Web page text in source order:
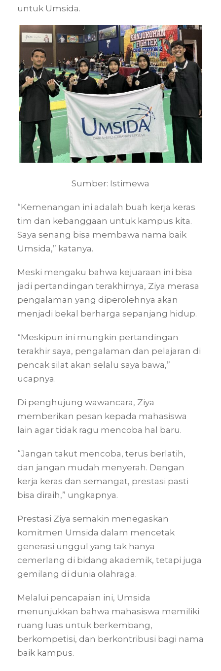
untuk Umsida.
Sumber: Istimewa
“Kemenangan ini adalah buah kerja keras
tim dan kebanggaan untuk kampus kita.
Saya senang bisa membawa nama baik
Umsida,” katanya.
Meski mengaku bahwa kejuaraan ini bisa
jadi pertandingan terakhirnya, Ziya merasa
pengalaman yang diperolehnya akan
menjadi bekal berharga sepanjang hidup.
“Meskipun ini mungkin pertandingan
terakhir saya, pengalaman dan pelajaran di
pencak silat akan selalu saya bawa,”
ucapnya.
Di penghujung wawancara, Ziya
memberikan pesan kepada mahasiswa
lain agar tidak ragu mencoba hal baru.
“Jangan takut mencoba, terus berlatih,
dan jangan mudah menyerah. Dengan
kerja keras dan semangat, prestasi pasti
bisa diraih,” ungkapnya.
Prestasi Ziya semakin menegaskan
komitmen Umsida dalam mencetak
generasi unggul yang tak hanya
cemerlang di bidang akademik, tetapi juga
gemilang di dunia olahraga.
Melalui pencapaian ini, Umsida
menunjukkan bahwa mahasiswa memiliki
ruang luas untuk berkembang,
berkompetisi, dan berkontribusi bagi nama
baik kampus.